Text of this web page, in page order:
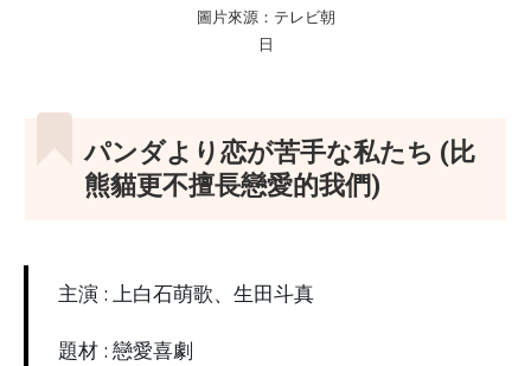
圖片來源：テレビ朝
日
パンダより恋が苦手な私たち (比
熊貓更不擅長戀愛的我們)
主演 : 上白石萌歌、生田斗真
題材 : 戀愛喜劇